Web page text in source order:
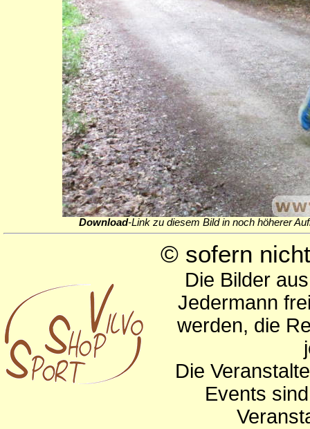
Download-Link zu diesem Bild in noch höherer
© sofern
Die Bilder
Jedermann
werden, die
Die
Events